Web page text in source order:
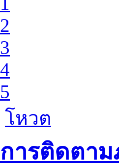
2
3
4
5
โหวต
การติดตาม